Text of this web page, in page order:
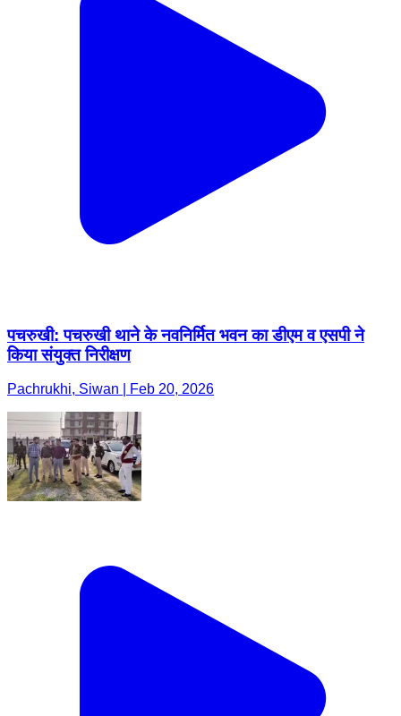
पचरुखी: पचरुखी थाने के नवनिर्मित भवन का डीएम व एसपी ने
किया संयुक्त निरीक्षण
Pachrukhi, Siwan | Feb 20, 2026